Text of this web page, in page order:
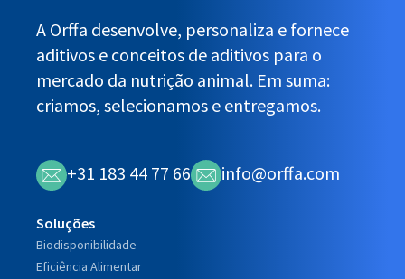
A Orffa desenvolve, personaliza e fornece
aditivos e conceitos de aditivos para o
mercado da nutrição animal. Em suma:
criamos, selecionamos e entregamos.
+31 183 44 77 66 info@orffa.com
Soluções
Biodisponibilidade
Eficiência Alimentar